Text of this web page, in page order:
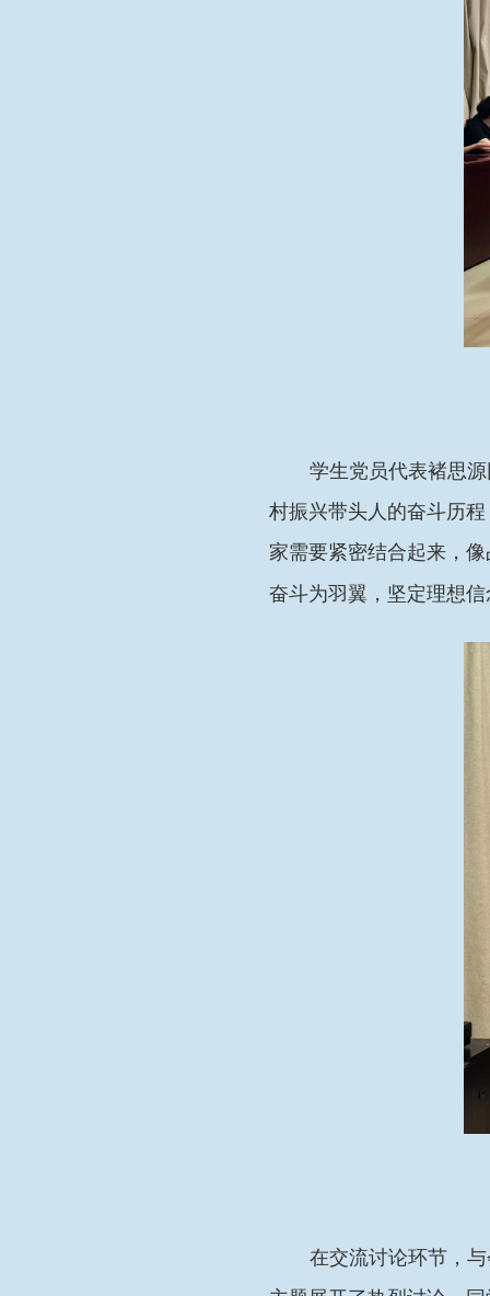
学生党员代表褚思
村振兴带头人的奋斗历
家需要紧密结合起来，
奋斗为羽翼，坚定理想
在交流讨论环节，